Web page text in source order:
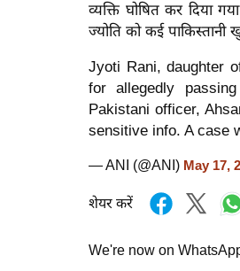
व्यक्ति घोषित कर दिया
ज्योति को कई पाकिस्तानी
Jyoti Rani, daughter
for allegedly
Pakistani officer,
sensitive info. A case
— ANI (@ANI) May 17,
शेयर करें
We're now on